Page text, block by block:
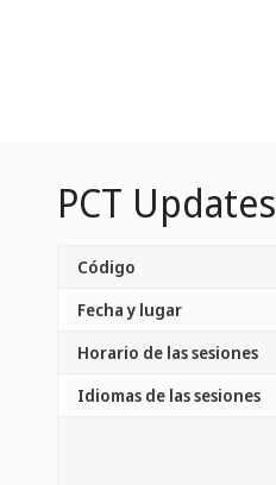
PCT
Código
Fecha y lugar
Horario de las sesiones
Idiomas de las sesiones